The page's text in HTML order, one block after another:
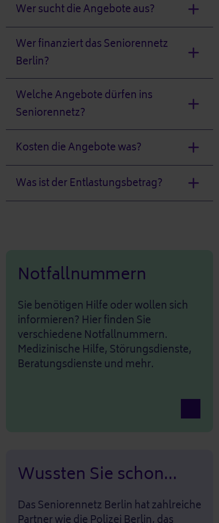
Wer sucht die Angebote aus?
Wer finanziert das Seniorennetz
Berlin?
Welche Angebote dürfen ins
Seniorennetz?
Kosten die Angebote was?
Was ist der Entlastungsbetrag?
Notfallnummern
Sie benötigen Hilfe oder wollen sich
informieren? Hier finden Sie
verschiedene Notfallnummern.
Medizinische Hilfe, Störungsdienste,
Beratungsdienste und mehr.
Wussten Sie schon…
Das Seniorennetz Berlin hat zahlreiche